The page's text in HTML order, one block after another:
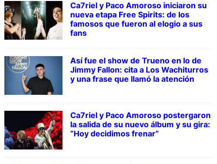
Ca7riel y Paco Amoroso iniciaron su
nueva etapa Free Spirits: de los
famosos que fueron al elogio a sus
fans
Así fue el show de Trueno en lo de
Jimmy Fallon: cita a Los Wachiturros
y una frase que llamó la atención
Ca7riel y Paco Amoroso postergaron
la salida de su nuevo álbum y su gira:
“Hoy decidimos frenar”